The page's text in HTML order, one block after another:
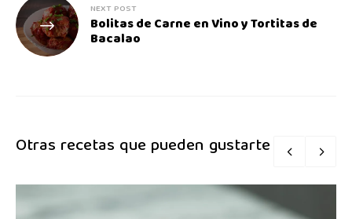
NEXT POST
Bolitas de Carne en Vino y Tortitas de
Bacalao
Otras recetas que pueden gustarte